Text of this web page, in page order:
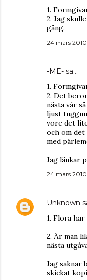
1.
2. Jag
gång.
24 mars 2010
-ME- sa…
1.
2. Det
nästa vår
ljust
vore det
och om
med
Jag länkar
24 mars 2010
Unknown
1. Flora
2. Är man
nästa
Jag saknar
skickat